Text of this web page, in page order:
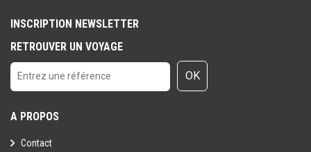
INSCRIPTION NEWSLETTER
RETROUVER UN VOYAGE
OK
A PROPOS
Contact